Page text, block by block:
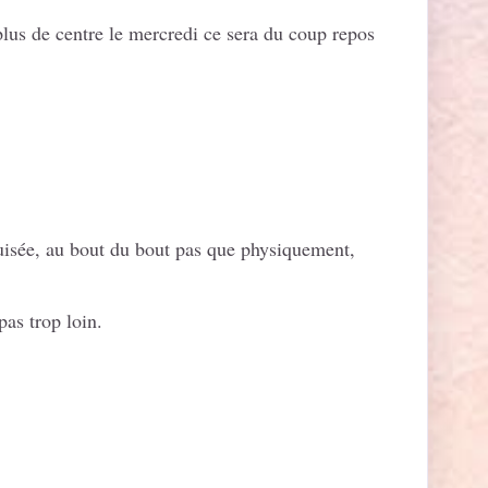
de centre le mercredi ce sera du coup repos
au bout du bout pas que physiquement,
trop loin.